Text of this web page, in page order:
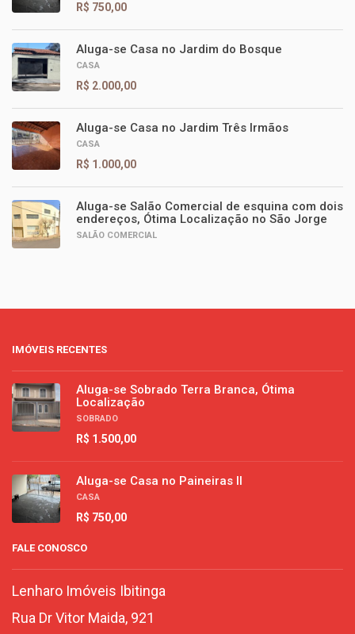
R$ 750,00
Aluga-se Casa no Jardim do Bosque
CASA
R$ 2.000,00
Aluga-se Casa no Jardim Três Irmãos
CASA
R$ 1.000,00
Aluga-se Salão Comercial de esquina com dois
endereços, Ótima Localização no São Jorge
SALÃO COMERCIAL
IMÓVEIS RECENTES
Aluga-se Sobrado Terra Branca, Ótima
Localização
SOBRADO
R$ 1.500,00
Aluga-se Casa no Paineiras II
CASA
R$ 750,00
FALE CONOSCO
Lenharo Imóveis Ibitinga
Rua Dr Vitor Maida, 921